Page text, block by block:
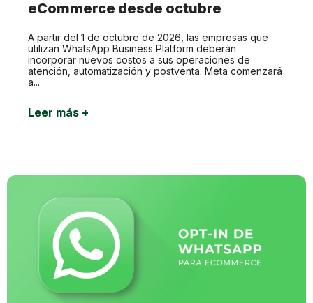
eCommerce desde octubre
A partir del 1 de octubre de 2026, las empresas que
utilizan WhatsApp Business Platform deberán
incorporar nuevos costos a sus operaciones de
atención, automatización y postventa. Meta comenzará
a...
Leer más +